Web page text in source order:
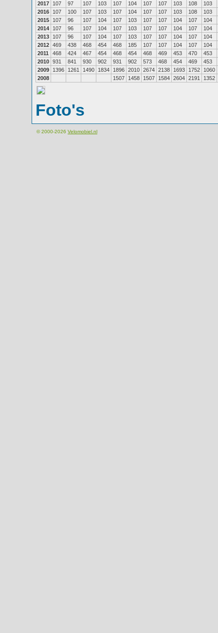
2017
107 97 107 103 107 104 107 107 103 108
103
2016
107 100 107 103 107 104 107 107 103 108
103
2015
107 96 107 104 107 103 107 107 104 107
104
2014
107 96 107 104 107 103 107 107 104 107
104
2013
107 96 107 104 107 103 107 107 104 107
104
2012 469 438 468 454 468 185 107 107 104 107
104
2011
468 424 467 454 468 454 468 469 453 470
453
2010 931 841 930 902 931 902 573 468 454 469
453
2009
1396 1261 1490 1834 1896 2010 2674 2138 1693 1752
1060
2008
1507 1458 1507 1584 2604 2191 1352
Foto's
© 2000-2026 Velomobiel.nl